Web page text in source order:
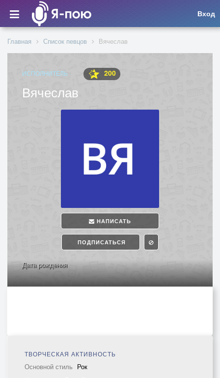
Вход
Главная Список певцов Вячеслав
ИСПОЛНИТЕЛЬ 200
Вячеслав
НАПИСАТЬ
ПОДПИСАТЬСЯ
Дата рождения
ТВОРЧЕСКАЯ АКТИВНОСТЬ
Основной стиль Рок